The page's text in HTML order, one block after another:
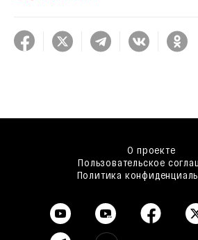
О проекте
Пользовательское
Политика